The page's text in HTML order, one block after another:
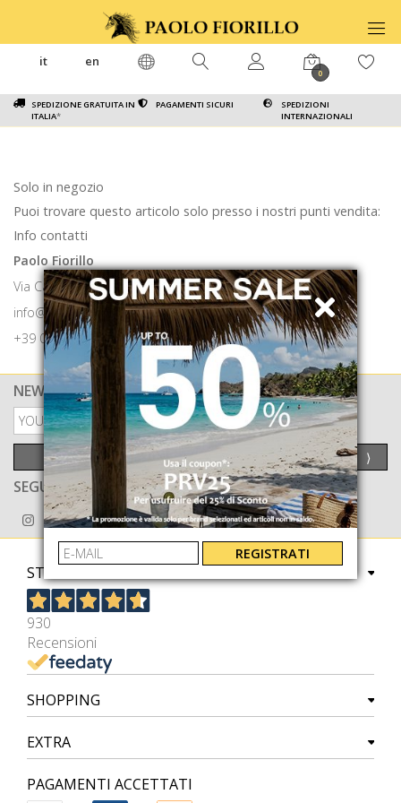
SPEDIZIONE GRATUITA IN
ITALIA*
PAGAMENTI SICURI
SPEDIZIONI
INTERNAZIONALI
it en
0
Solo in negozio
Puoi trovare questo articolo solo presso i nostri punti vendita:
Info contatti
Paolo Fiorillo
Via Calabritto 9 80121 Napoli
info@paolofiorillo.com
+39 081 1857 6024
NEWSLETTER
PRIVACY POLICY
INVIA ⟩
SEGUICI ANCHE SU
STORE
930
Recensioni
SHOPPING
EXTRA
PAGAMENTI ACCETTATI
REGISTRATI